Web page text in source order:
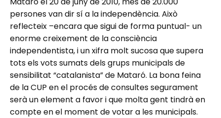
persones van dir sí a la independència. Això
reflecteix –encara que sigui de forma puntual- un
enorme creixement de la consciència
independentista, i un xifra molt sucosa que supera
tots els vots sumats dels grups municipals de
sensibilitat “catalanista” de Mataró. La bona feina
de la CUP en el procés de consultes segurament
serà un element a favor i que molta gent tindrà en
compte en el moment de votar a les municipals.